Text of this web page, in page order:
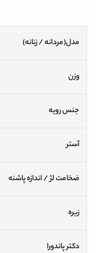
مدل(مردانه / زنانه)
وزن
جنس رویه
آستر
ضخامت لژ / اندازه پاشنه
زیره
دکتر پاندورا